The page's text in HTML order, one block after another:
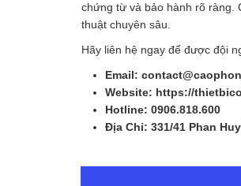
chứng từ và bảo hành rõ ràng.
thuật chuyên sâu.
Hãy liên hệ ngay để được đội
Email:
Website: https://
Hotline: 0906.818.600
Địa Chỉ: 331/41 Phan